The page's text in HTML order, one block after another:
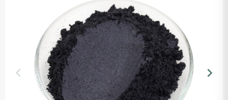
Précédent
keyboard_arrow_left keyboard_arrow_right